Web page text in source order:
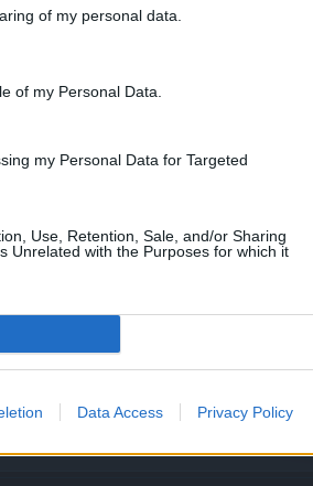
of my personal data.
of my Personal Data.
my Personal Data for Targeted
Use, Retention, Sale, and/or Sharing
Unrelated with the Purposes for which it
Data Access Privacy Policy
Wiederherstellung & Spieler-Strafen
Fehlercode 36
in der Türkei